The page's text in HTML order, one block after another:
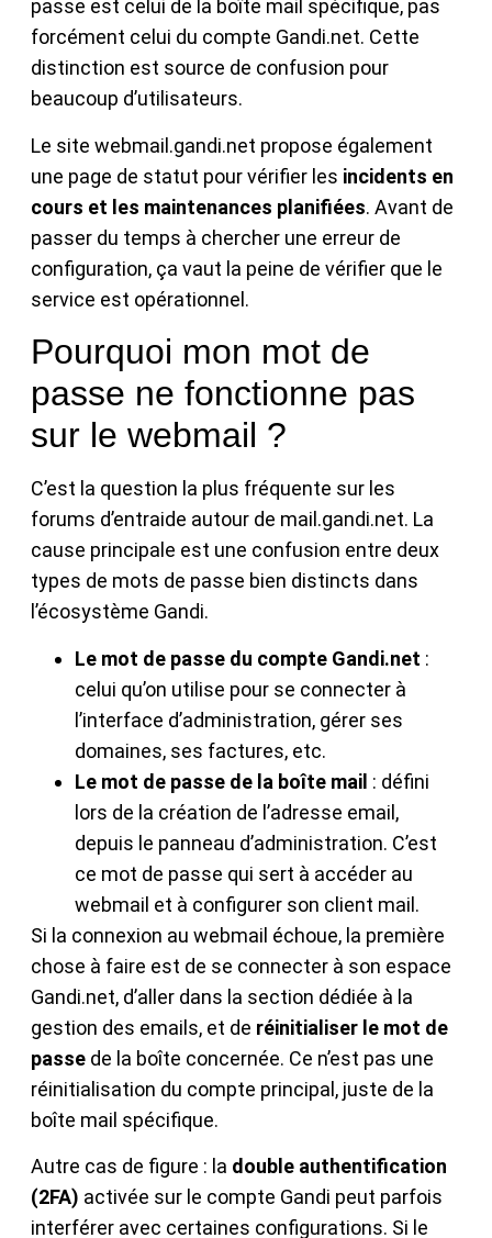
passe est celui de la boîte mail spécifique, pas
forcément celui du compte Gandi.net. Cette
distinction est source de confusion pour
beaucoup d’utilisateurs.
Le site webmail.gandi.net propose également
une page de statut pour vérifier les incidents en
cours et les maintenances planifiées. Avant de
passer du temps à chercher une erreur de
configuration, ça vaut la peine de vérifier que le
service est opérationnel.
Pourquoi mon mot de
passe ne fonctionne pas
sur le webmail ?
C’est la question la plus fréquente sur les
forums d’entraide autour de mail.gandi.net. La
cause principale est une confusion entre deux
types de mots de passe bien distincts dans
l’écosystème Gandi.
Le mot de passe du compte Gandi.net :
celui qu’on utilise pour se connecter à
l’interface d’administration, gérer ses
domaines, ses factures, etc.
Le mot de passe de la boîte mail : défini
lors de la création de l’adresse email,
depuis le panneau d’administration. C’est
ce mot de passe qui sert à accéder au
webmail et à configurer son client mail.
Si la connexion au webmail échoue, la première
chose à faire est de se connecter à son espace
Gandi.net, d’aller dans la section dédiée à la
gestion des emails, et de réinitialiser le mot de
passe de la boîte concernée. Ce n’est pas une
réinitialisation du compte principal, juste de la
boîte mail spécifique.
Autre cas de figure : la double authentification
(2FA) activée sur le compte Gandi peut parfois
interférer avec certaines configurations. Si le